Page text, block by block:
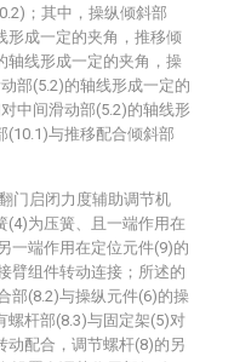
；其中，操纵倾斜部
形成一定的夹角，推移倾
轴线形成一定的夹角，操
部(5.2)的轴线形成一定的
中间滑动部(5.2)的轴线形
(10.1)与推移配合倾斜部
门启闭力度辅助调节机
(4)为压簧、且一端作用在
一端作用在定位元件(9)的
臂组件转动连接；所述的
部(8.2)与操纵元件(6)的操
螺杆部(8.3)与固定架(5)对
动配合，调节螺杆(8)的另